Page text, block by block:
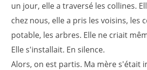
un jour, elle a traversé les collines.
chez nous, elle a pris les voisins, les
potable, les arbres. Elle ne criait
Elle s'installait. En silence.
Alors, on est partis. Ma mère s'était